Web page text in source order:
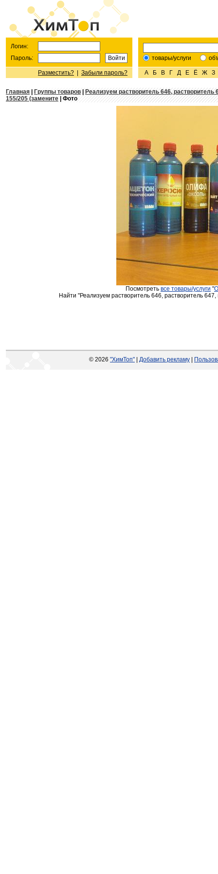
Логин:
Пароль:
Разместить? Забыли пароль?
товары/услуги
А Б В Г Д Е Ё Ж З
Главная Группы товаров|Реализуем растворитель 646, растворитель
155/205 (замените | Фото
Посмотреть все товары/услуги "
Найти "Реализуем растворитель 646, растворитель
© 2026 "ХимТоп" Добавить рекламу